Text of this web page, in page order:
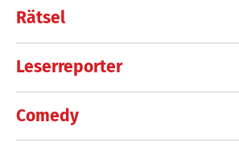
Rätsel
Leserreporter
Comedy